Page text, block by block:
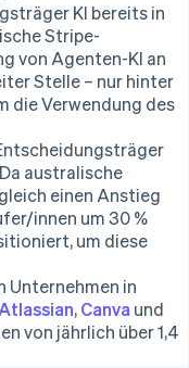
KI bereits in
Stripe-
von Agenten-KI an
Stelle – nur hinter
die Verwendung des
australische
einen Anstieg
innen um 30 %
um diese
in
Atlassian,Canva und
von jährlich über 1,4